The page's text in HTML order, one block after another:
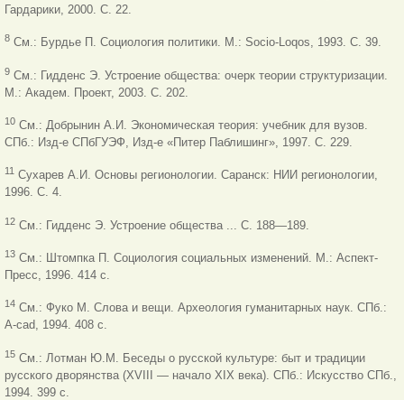
Гардарики, 2000. С. 22.
8 См.: Бурдье П. Социология политики. М.: Socio-Loqos, 1993. С. 39.
9 См.: Гидденс Э. Устроение общества: очерк теории структуризации.
М.: Академ. Проект, 2003. С. 202.
10 См.: Добрынин А.И. Экономическая теория: учебник для вузов.
СПб.: Изд-е СПбГУЭФ, Изд-е «Питер Паблишинг», 1997. С. 229.
11 Сухарев А.И. Основы регионологии. Саранск: НИИ регионологии,
1996. С. 4.
12 См.: Гидденс Э. Устроение общества ... С. 188—189.
13 См.: Штомпка П. Социология социальных изменений. М.: Аспект-
Пресс, 1996. 414 с.
14 См.: Фуко М. Слова и вещи. Археология гуманитарных наук. СПб.:
A-cad, 1994. 408 с.
15 См.: Лотман Ю.М. Беседы о русской культуре: быт и традиции
русского дворянства (XVIII — начало XIX века). СПб.: Искусство СПб.,
1994. 399 с.